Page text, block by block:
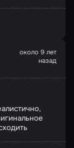
около 9 лет
назад